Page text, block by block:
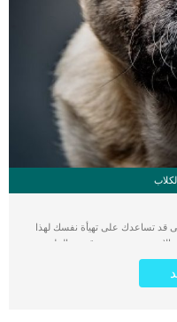
قد تساعدك على تهيأة نفسك لهذا
الاسرة. يعتبر مرض قصور القلب
لها جميع الكائنات الحية بما فى
فى جسم الكلاب, واى قصور به